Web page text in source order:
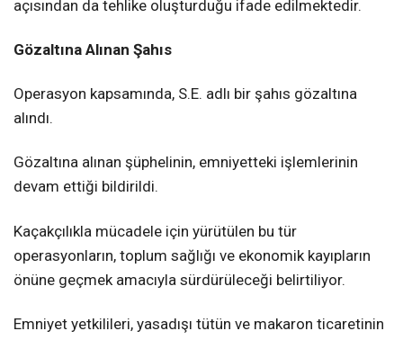
açısından da tehlike oluşturduğu ifade edilmektedir.
Gözaltına Alınan Şahıs
Operasyon kapsamında, S.E. adlı bir şahıs gözaltına
alındı.
Gözaltına alınan şüphelinin, emniyetteki işlemlerinin
devam ettiği bildirildi.
Kaçakçılıkla mücadele için yürütülen bu tür
operasyonların, toplum sağlığı ve ekonomik kayıpların
önüne geçmek amacıyla sürdürüleceği belirtiliyor.
Emniyet yetkilileri, yasadışı tütün ve makaron ticaretinin